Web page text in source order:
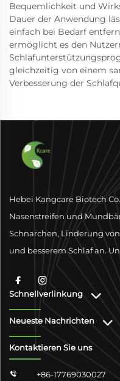
Bequemlichkeit und
Dauer der Anwendung
einfach bei Bedarf
ermöglicht es den
gleichzeitig von einem
Verbesserung der
Hebei Kangcare Biotech
Nasenstreifen und
Schnarchen, Linderung
und besserem Schlaf an.
Atmung mit hochwertigen
Konformitätsunterstützung
Schnellverlinkung
Neueste Nachrichten
Kontaktieren Sie uns
 +86-17769030027